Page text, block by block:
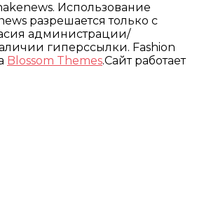
Использование
разрешается только с
администрации/
гиперссылки. Fashion
Blossom Themes.Сайт работает